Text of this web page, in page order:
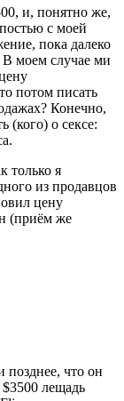
и, понятно же,
с моей
пока далеко
моем случае ми
потом писать
Конечно,
(кого) о сексе:
только я
из продавцов
цену
(приём же
позднее, что он
$3500 лещадь